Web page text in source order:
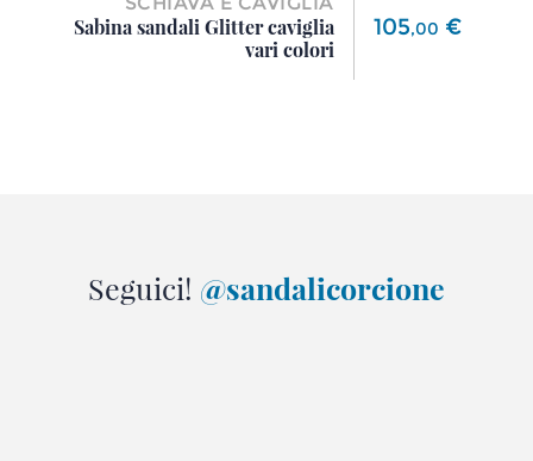
Sabina sandali Glitter caviglia
vari colori
Prezzo
105,00 €
Seguici! @sandalicorcione